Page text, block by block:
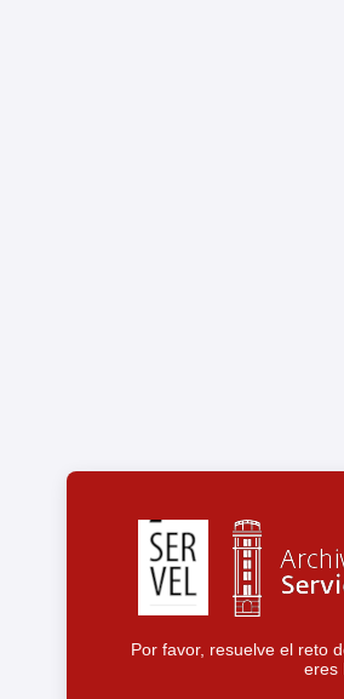
Por favor, resuelve el reto
eres